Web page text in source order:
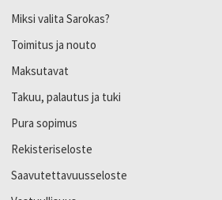
Miksi valita Sarokas?
Toimitus ja nouto
Maksutavat
Takuu, palautus ja tuki
Pura sopimus
Rekisteriseloste
Saavutettavuusseloste